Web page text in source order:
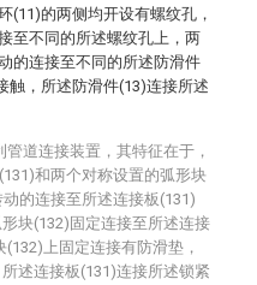
(11)的两侧均开设有螺纹孔，
至不同的所述螺纹孔上，两
的连接至不同的所述防滑件
触，所述防滑件(13)连接所述
道连接装置，其特征在于，
和两个对称设置的弧形块
的连接至所述连接板(131)
块(132)固定连接至所述连接
上固定连接有防滑垫，
述连接板(131)连接所述锁紧